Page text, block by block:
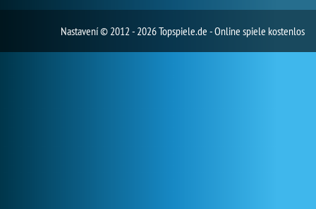
Nastavení© 2012 - 2026 Topspiele.de - Online spiele kostenlos